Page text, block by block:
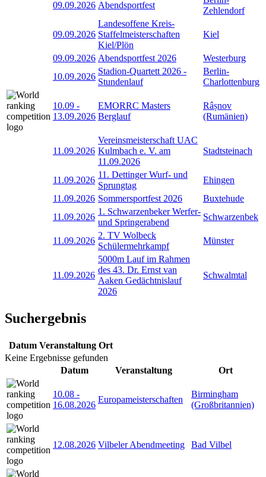
09.09.2026 Abendsportfest
Zehlendorf
09.09.2026
Landesoffene Kreis-
Staffelmeisterschaften
Kiel/Plön
Kiel
09.09.2026 Abendsportfest 2026
Westerburg
10.09.2026
Stadion-Quartett 2026 -
Stundenlauf
Berlin-
Charlottenburg
10.09 -
13.09.2026
EMORRC Masters
Berglauf
Râșnov
(Rumänien)
11.09.2026
Vereinsmeisterschaft UAC
Kulmbach e. V. am
11.09.2026
Stadtsteinach
11.09.2026
11. Dettinger Wurf- und
Sprungtag
Ehingen
11.09.2026 Sommersportfest 2026
Buxtehude
11.09.2026
1. Schwarzenbeker Werfer-
und Springerabend
Schwarzenbek
11.09.2026
2. TV Wolbeck
Schülermehrkampf
Münster
11.09.2026
5000m Lauf im Rahmen
des 43. Dr. Ernst van
Aaken Gedächtnislauf
2026
Schwalmtal
Suchergebnis
Datum Veranstaltung Ort
Keine Ergebnisse gefunden
Datum
Veranstaltung Ort
10.08 -
16.08.2026
Europameisterschaften
Birmingham
(Großbritannien)
12.08.2026 Vilbeler Abendmeeting Bad Vilbel